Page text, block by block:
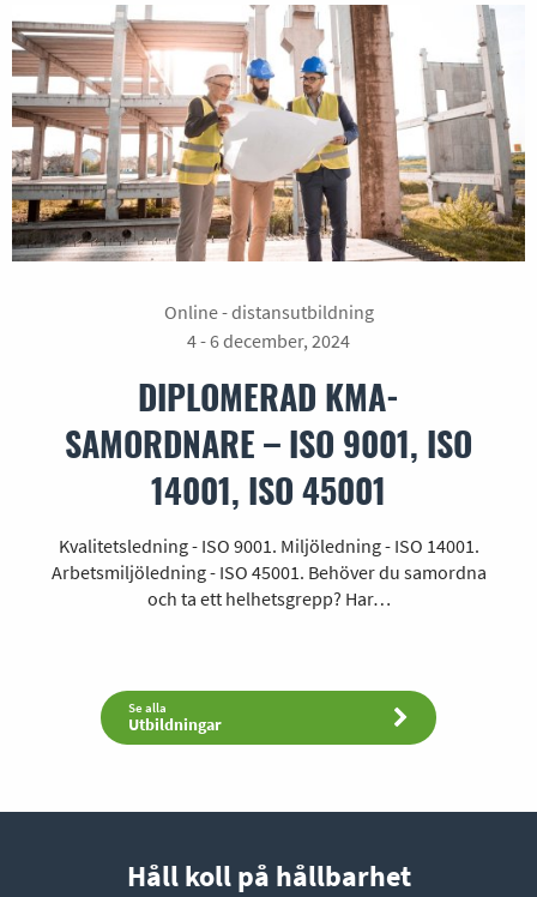
Online - distansutbildning
4 - 6 december, 2024
DIPLOMERAD KMA-
SAMORDNARE – ISO 9001, ISO
14001, ISO 45001
Kvalitetsledning - ISO 9001. Miljöledning - ISO 14001.
Arbetsmiljöledning - ISO 45001. Behöver du samordna
och ta ett helhetsgrepp? Har…
Se alla
Utbildningar
Håll koll på hållbarhet